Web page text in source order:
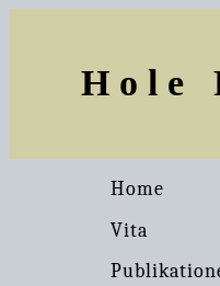
Hole
Home
Vita